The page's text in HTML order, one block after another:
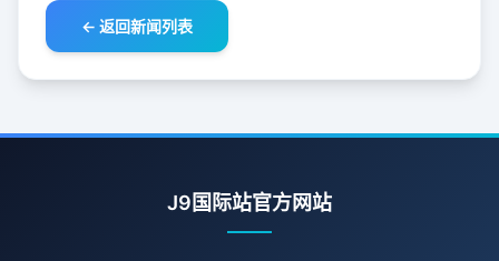
← 返回新闻列表
J9国际站官方网站